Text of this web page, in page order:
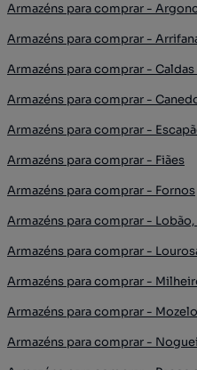
Armazéns para comprar -
Armazéns para comprar -
Armazéns para comprar -
Armazéns para comprar -
Armazéns para comprar -
Armazéns para comprar - Fiães
Armazéns para comprar - Fornos
Armazéns para comprar -
Armazéns para comprar -
Armazéns para comprar -
Armazéns para comprar -
Armazéns para comprar -